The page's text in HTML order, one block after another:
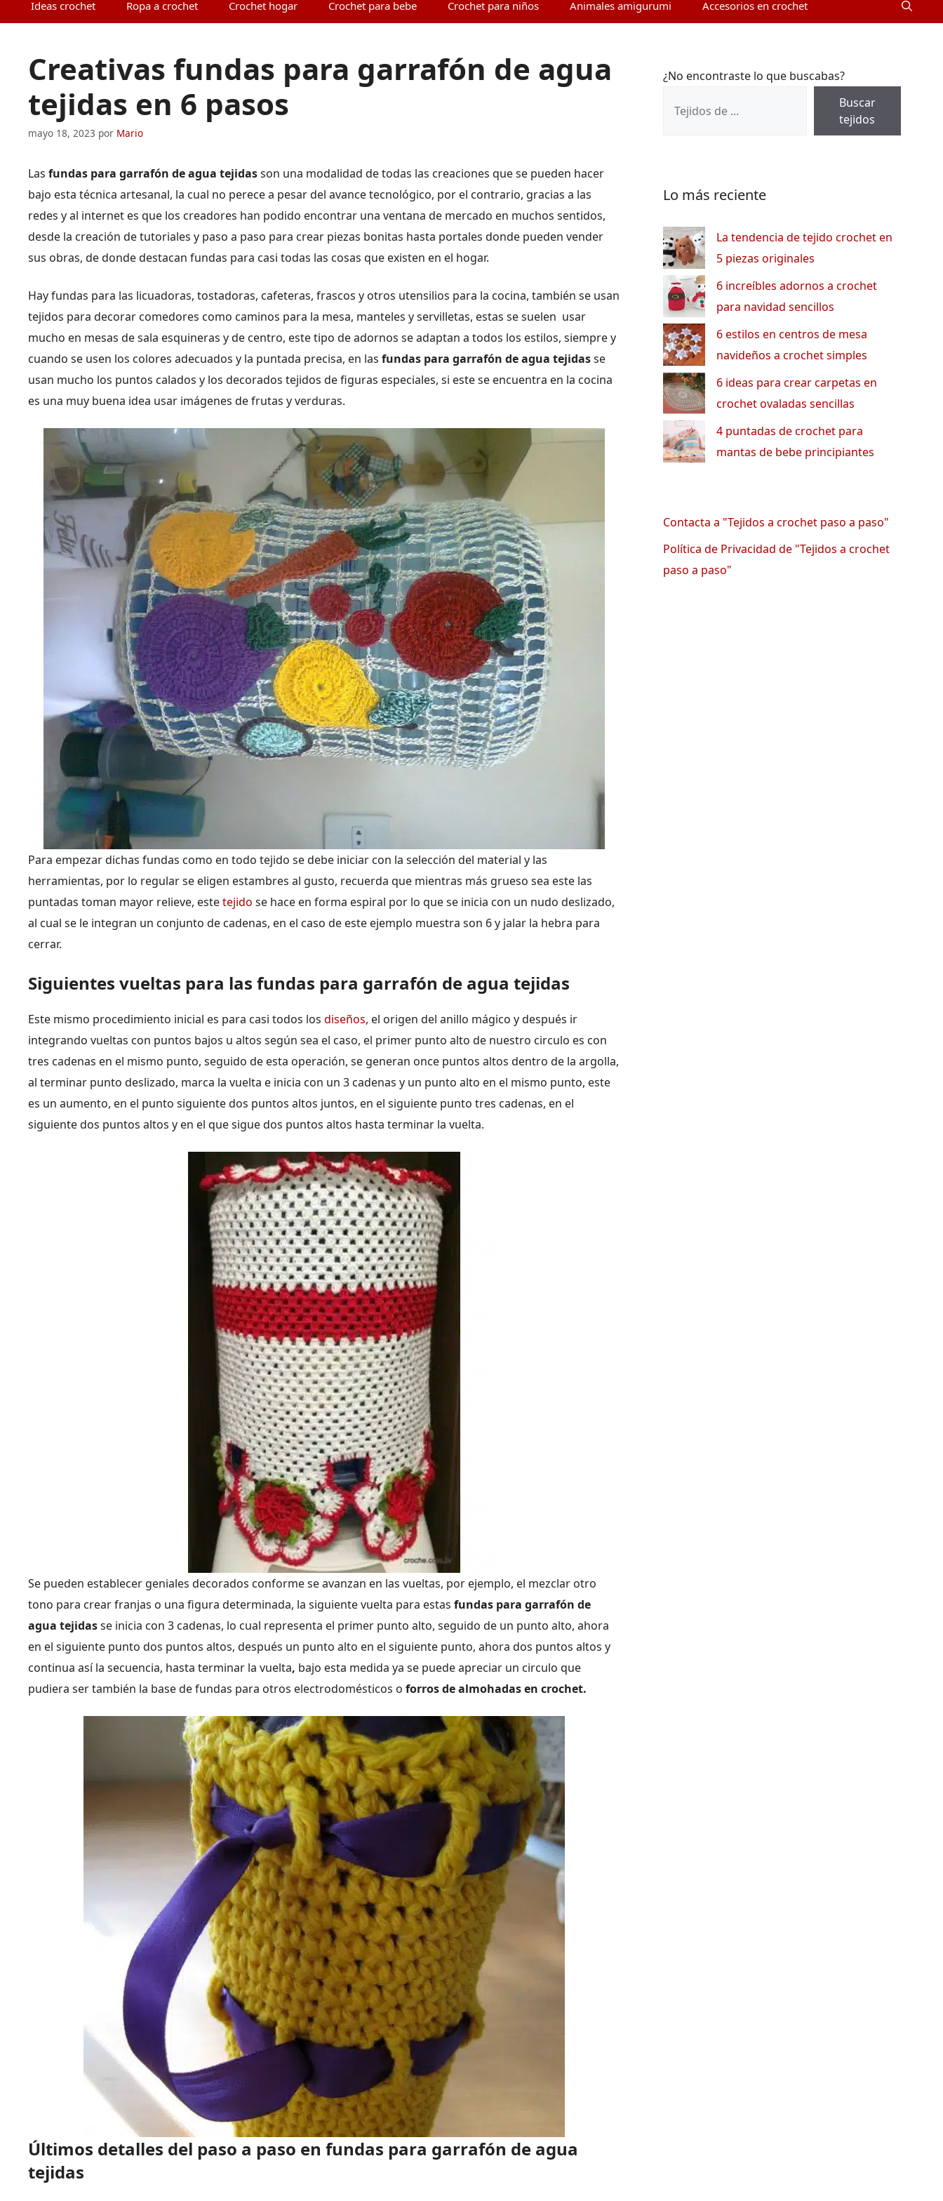
Ideas crochet Ropa a crochet Crochet hogar Crochet para bebe Crochet para niños Animales amigurumi Accesorios en crochet
Creativas fundas para garrafón de agua
tejidas en 6 pasos
mayo 18, 2023 por Mario
Las fundas para garrafón de agua tejidasson una modalidad de todas las creaciones que se pueden hacer
bajo esta técnica artesanal, la cual no perece a pesar del avance tecnológico, por el contrario, gracias a las
redes y al internet es que los creadores han podido encontrar una ventana de mercado en muchos sentidos,
desde la creación de tutoriales y paso a paso para crear piezas bonitas hasta portales donde pueden vender
sus obras, de donde destacan fundas para casi todas las cosas que existen en el hogar.
Hay fundas para las licuadoras, tostadoras, cafeteras, frascos y otros utensilios para la cocina, también se usan
tejidos para decorar comedores como caminos para la mesa, manteles y servilletas, estas se suelen usar
mucho en mesas de sala esquineras y de centro, este tipo de adornos se adaptan a todos los estilos, siempre y
cuando se usen los colores adecuados y la puntada precisa, en las fundas para garrafón de agua tejidasse
usan mucho los puntos calados y los decorados tejidos de figuras especiales, si este se encuentra en la cocina
es una muy buena idea usar imágenes de frutas y verduras.
Para empezar dichas fundas como en todo tejido se debe iniciar con la selección del material y las
herramientas, por lo regular se eligen estambres al gusto, recuerda que mientras más grueso sea este las
puntadas toman mayor relieve, estetejido se hace en forma espiral por lo que se inicia con un nudo deslizado,
al cual se le integran un conjunto de cadenas, en el caso de este ejemplo muestra son 6 y jalar la hebra para
cerrar.
Siguientes vueltas para las fundas para garrafón de agua tejidas
Este mismo procedimiento inicial es para casi todos los diseños, el origen del anillo mágico y después ir
integrando vueltas con puntos bajos u altos según sea el caso, el primer punto alto de nuestro circulo es con
tres cadenas en el mismo punto, seguido de esta operación, se generan once puntos altos dentro de la argolla,
al terminar punto deslizado, marca la vuelta e inicia con un 3 cadenas y un punto alto en el mismo punto, este
es un aumento, en el punto siguiente dos puntos altos juntos, en el siguiente punto tres cadenas, en el
siguiente dos puntos altos y en el que sigue dos puntos altos hasta terminar la vuelta.
Se pueden establecer geniales decorados conforme se avanzan en las vueltas, por ejemplo, el mezclar otro
tono para crear franjas o una figura determinada, la siguiente vuelta para estas fundas para garrafón de
agua tejidasse inicia con 3 cadenas, lo cual representa el primer punto alto, seguido de un punto alto, ahora
en el siguiente punto dos puntos altos, después un punto alto en el siguiente punto, ahora dos puntos altos y
continua así la secuencia, hasta terminar la vuelta, bajo esta medida ya se puede apreciar un circulo que
pudiera ser también la base de fundas para otros electrodomésticos o forros de almohadas en crochet.
Últimos detalles del paso a paso en fundas para garrafón de agua
tejidas
¿No encontraste lo que buscabas?
Buscar
tejidos
Lo más reciente
La tendencia de tejido crochet en
5 piezas originales
6 increíbles adornos a crochet
para navidad sencillos
6 estilos en centros de mesa
navideños a crochet simples
6 ideas para crear carpetas en
crochet ovaladas sencillas
4 puntadas de crochet para
mantas de bebe principiantes
Contacta a "Tejidos a crochet paso a paso"
Política de Privacidad de "Tejidos a crochet
paso a paso"